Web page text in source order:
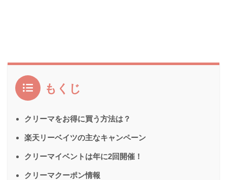
もくじ
クリーマをお得に買う方法は？
楽天リーベイツの主なキャンペーン
クリーマイベントは年に2回開催！
クリーマクーポン情報